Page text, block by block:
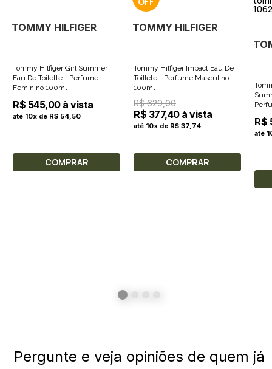
TOMMY HILFIGER
Tommy Hilfiger Girl Summer
Eau De Toilette - Perfume
Feminino 100ml
R$ 545,00 à vista
até 10x de R$ 54,50
COMPRAR
TOMMY HILFIGER
Tommy Hilfiger Impact Eau De
Toillete - Perfume Masculino
100ml
R$ 629,00
R$ 377,40 à vista
até 10x de R$ 37,74
COMPRAR
R$
até
Pergunte e veja opiniões de quem já